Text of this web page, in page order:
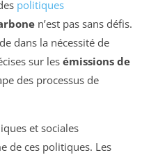
politiques
n’est pas sans défis.
dans la nécessité de
sur les émissions de
des processus de
et sociales
de ces politiques. Les